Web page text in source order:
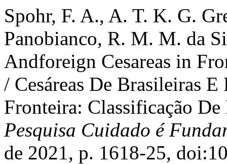
Spohr, F. A., A. T. K. G.
Panobianco, R. M. M. da
Andforeign Cesareas in
/ Cesáreas De Brasileiras
Fronteira: Classificação
Pesquisa Cuidado é
de 2021, p. 1618-25,